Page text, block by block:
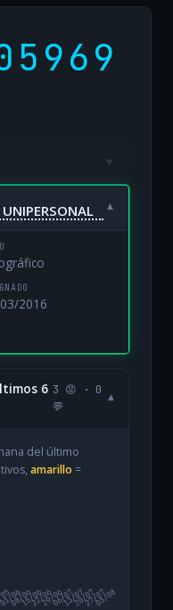
▾
▾
2016
6 3 😡 · 0
💬
▾
del último
amarillo =
06
08/0615/0622/0629/0606/0713/0720/0727/07
03/08